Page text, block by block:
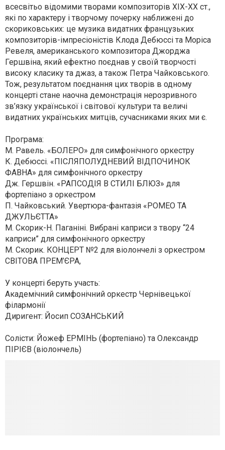
всесвітьо відомими творами композиторів ХІХ-ХХ ст.,
які по характеру і творчому почерку наближені до
скориковських: це музика видатних французьких
композиторів-імпресіоністів Клода Дебюссі та Моріса
Ревеля, американського композитора Джорджа
Гершвіна, який ефектно поєднав у своїй творчості
високу класику та джаз, а також Петра Чайковського.
Тож, результатом поєднання цих творів в одному
концерті стане наочна демонстрація нерозривного
зв’язку української і світової культури та величі
видатних українських митців, сучасниками яких ми є.
Програма:
М. Равель. «БОЛЕРО» для симфонічного оркестру
К. Дебюссі. «ПІСЛЯПОЛУДНЕВИЙ ВІДПОЧИНОК
ФАВНА» для симфонічного оркестру
Дж. Гершвін. «РАПСОДІЯ В СТИЛІ БЛЮЗ» для
фортепіано з оркестром
П. Чайковський. Увертюра-фантазія «РОМЕО ТА
ДЖУЛЬЄТТА»
М. Скорик-Н. Паганіні. Вибрані каприси з твору “24
каприси” для симфонічного оркестру
М. Скорик. КОНЦЕРТ №2 для віолончелі з оркестром
СВІТОВА ПРЕМ’ЄРА,
У концерті беруть участь:
Академічний симфонічний оркестр Чернівецької
філармонії
Диригент: Йосип СОЗАНСЬКИЙ
Солісти: Йожеф ЕРМІНЬ (фортепіано) та Олександр
ПІРІЄВ (віолончель)